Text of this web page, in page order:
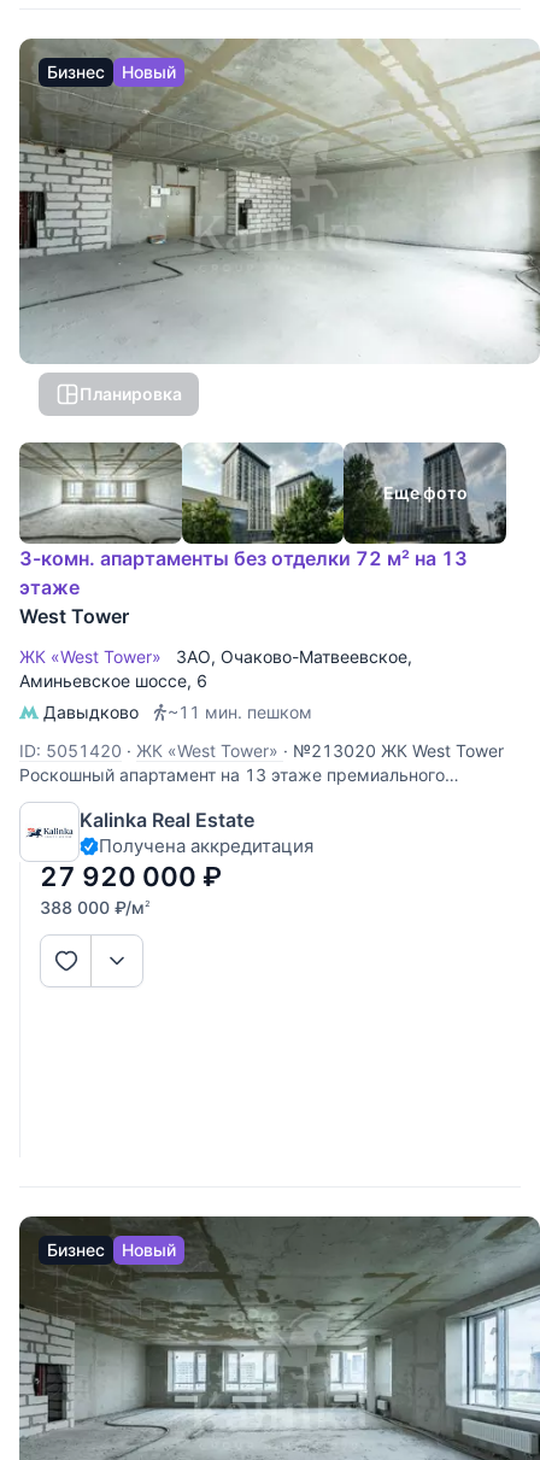
Бизнес Новый
Планировка
Еще фото
3-комн. апартаменты без отделки 72 м² на 13
этаже
West Tower
ЖК «West Tower» ЗАО, Очаково-Матвеевское,
Аминьевское шоссе, 6
Давыдково
~11 мин. пешком
ID: 5051420 · ЖК «West Tower» · №213020 ЖК West Tower
Роскошный апартамент на 13 этаже премиального
комплекса West Tower. Этот объект идеально подходит для
личного проживания или сдачи в аренду с высокой
доходностью. Панорамные виды: высокий 13 этаж
открывает захватывающий
Kalinka Real Estate
Получена аккредитация
27 920 000 ₽
388 000 ₽/м2
Бизнес Новый